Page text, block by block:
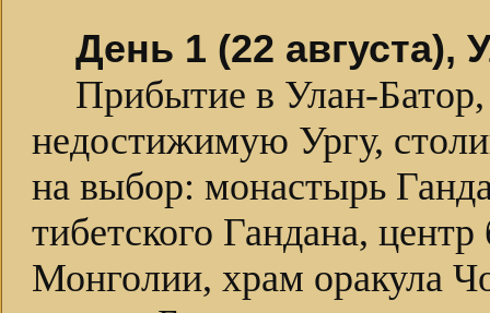
День 1 (22 августа),
Прибытие в Улан-Батор,
недостижимую Ургу,
на выбор: монастырь
тибетского Гандана,
Монголии, храм оракула